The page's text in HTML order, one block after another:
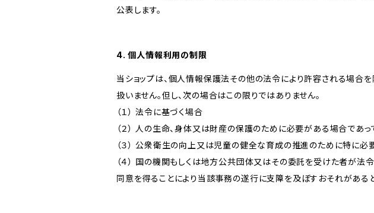
公表します。
4. 個人情報利用の制限
当ショップは、個人情報保護法その他の法令により許容される場合
扱いません。但し、次の場合はこの限りではありません。
（１） 法令に基づく場合
（２） 人の生命、身体又は財産の保護のために必要がある場合であ
（３） 公衆衛生の向上又は児童の健全な育成の推進のために特に
（４） 国の機関もしくは地方公共団体又はその委託を受けた者が
同意を得ることにより当該事務の遂行に支障を及ぼすおそれがある